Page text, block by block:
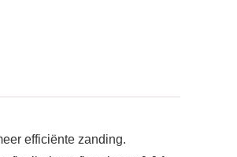
efficiënte zanding.